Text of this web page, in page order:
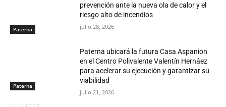
Paterna
prevención ante la nueva ola de calor y el
riesgo alto de incendios
julio 28, 2026
Paterna
Paterna ubicará la futura Casa Aspanion
en el Centro Polivalente Valentín Hernáez
para acelerar su ejecución y garantizar su
viabilidad
julio 21, 2026